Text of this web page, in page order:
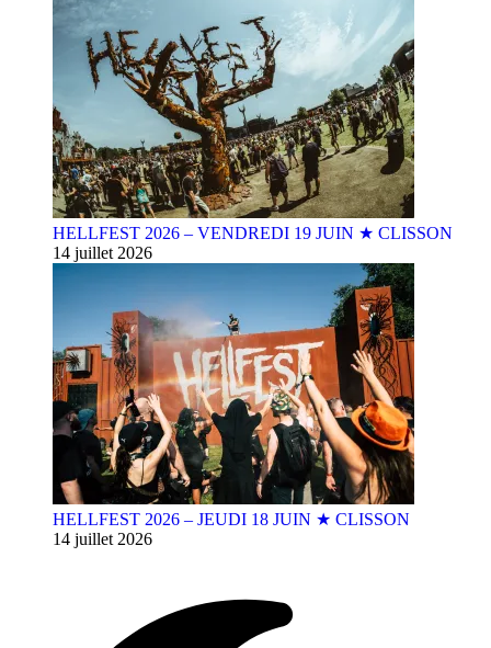
HELLFEST 2026 – VENDREDI 19 JUIN ★ CLISSON
14 juillet 2026
HELLFEST 2026 – JEUDI 18 JUIN ★ CLISSON
14 juillet 2026